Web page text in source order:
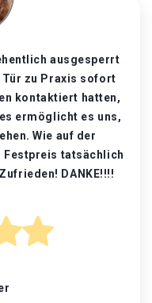
ausgesperrt
Tür zu Praxis sofort
kontaktiert hatten,
ermöglicht es uns,
Wie auf der
Festpreis tatsächlich
DANKE!!!!